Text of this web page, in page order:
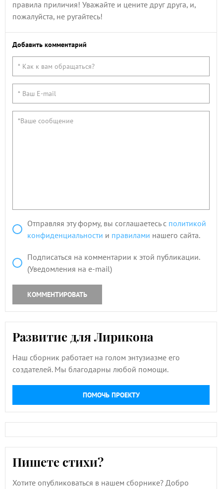
правила приличия! Уважайте и цените друг друга, и,
пожалуйста, не ругайтесь!
Добавить комментарий
Отправляя эту форму, вы соглашаетесь с политикой
конфиденциальности и правилами нашего сайта.
Подписаться на комментарии к этой публикации.
(Уведомления на e-mail)
КОММЕНТИРОВАТЬ
Развитие для Лирикона
Наш сборник работает на голом энтузиазме его
создателей. Мы благодарны любой помощи.
ПОМОЧЬ ПРОЕКТУ
Пишете стихи?
Хотите опубликоваться в нашем сборнике? Добро